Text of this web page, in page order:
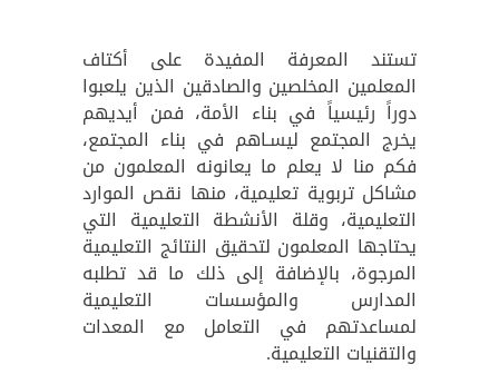
تستند المعرفة المفيدة على أكتاف
المعلمين المخلصين والصادقين الذين يلعبوا
دوراً رئيسياً في بناء الأمة، فمن أيديهم
يخرج المجتمع ليسـاهم في بناء المجتمع،
فكم منا لا يعلم ما يعانونه المعلمون من
مشاكل تربوية تعليمية، منها نقص الموارد
التعليمية، وقلة الأنشطة التعليمية التي
يحتاجها المعلمون لتحقيق النتائج التعليمية
المرجوة، بالإضافة إلى ذلك ما قد تطلبه
المدارس والمؤسسات التعليمية
لمساعدتهم في التعامل مع المعدات
والتقنيات التعليمية.